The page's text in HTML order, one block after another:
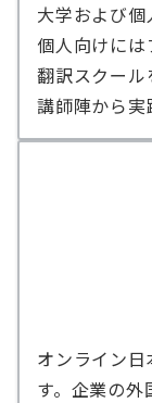
大学および個
個人向けに
翻訳スクー
講師陣から実
オンライン
す。企業の